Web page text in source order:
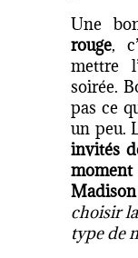
Une
rouge,
mettre
soirée.
pas ce
un peu.
invités
Madison
choisir
type de